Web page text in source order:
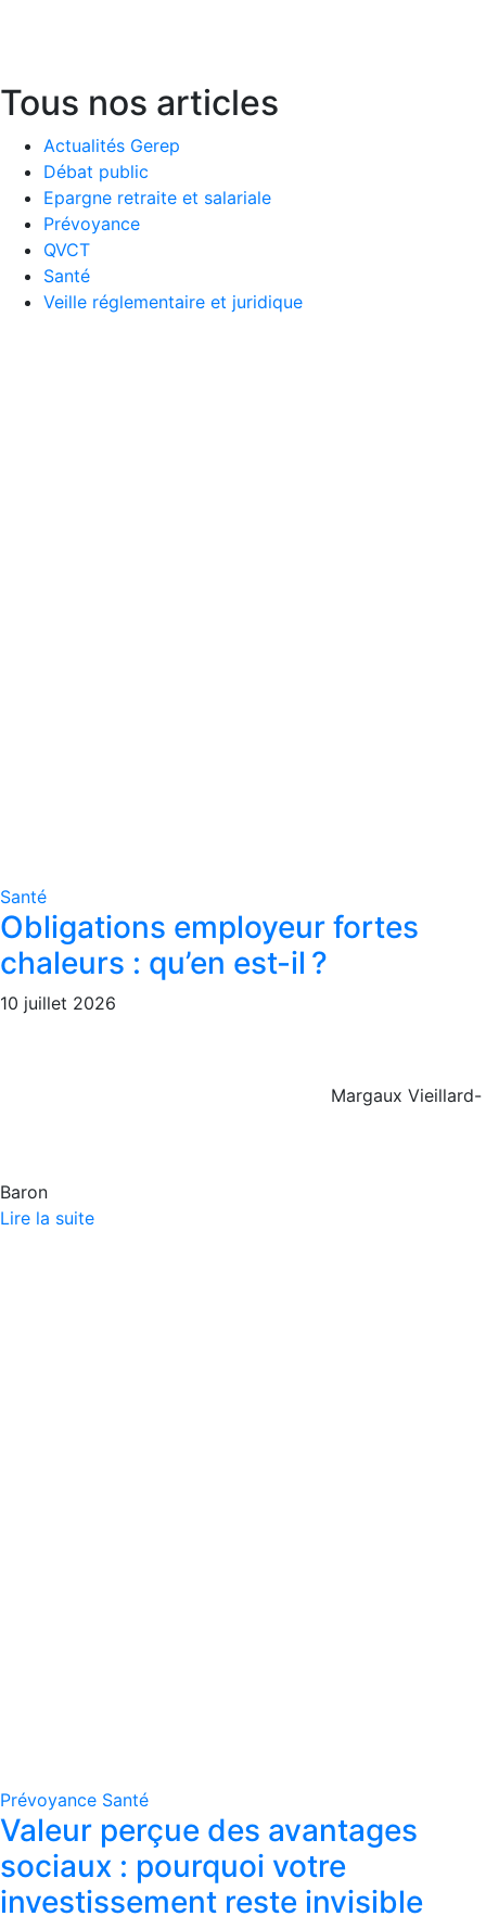
Tous nos articles
Actualités Gerep
Débat public
Epargne retraite et salariale
Prévoyance
QVCT
Santé
Veille réglementaire et juridique
Santé
Obligations employeur fortes
chaleurs : qu’en est-il ?
10 juillet 2026
Margaux Vieillard-
Baron
Lire la suite
Prévoyance Santé
Valeur perçue des avantages
sociaux : pourquoi votre
investissement reste invisible